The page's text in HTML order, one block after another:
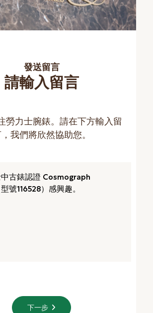
發送留言
請輸入留言
勞力士腕錶。請在下方輸入留
我們將欣然協助您。
下一步